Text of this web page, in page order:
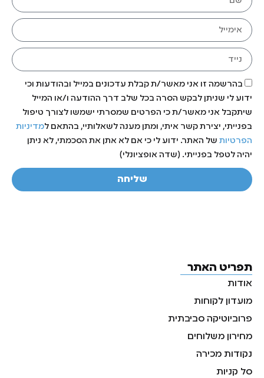
בהרשמה זו אני מאשר/ת קבלת עדכונים במייל ובהודעות וכי
ידוע לי שניתן לבקש הסרה בכל שלב דרך ההודעה ו/או המייל
שיתקבל אני מאשר/ת כי הפרטים שמסרתי ישמשו לצורך טיפול
בפנייתי, יצירת קשר איתי, ומתן מענה לשאלותיי, בהתאם למדיניות
הפרטיות של האתר. ידוע לי כי אם לא אתן את הסכמתי, לא ניתן
יהיה לטפל בפנייתי. (שדה אופציונלי)
שליחה
תפריט האתר
אודות
מועדון לקוחות
פרוביוטיקה סביבתית
מחירון משלוחים
נקודות מכירה
סל קניות